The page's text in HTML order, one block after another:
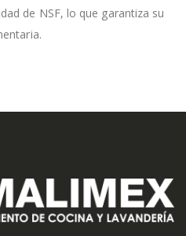
de NSF, lo que garantiza su